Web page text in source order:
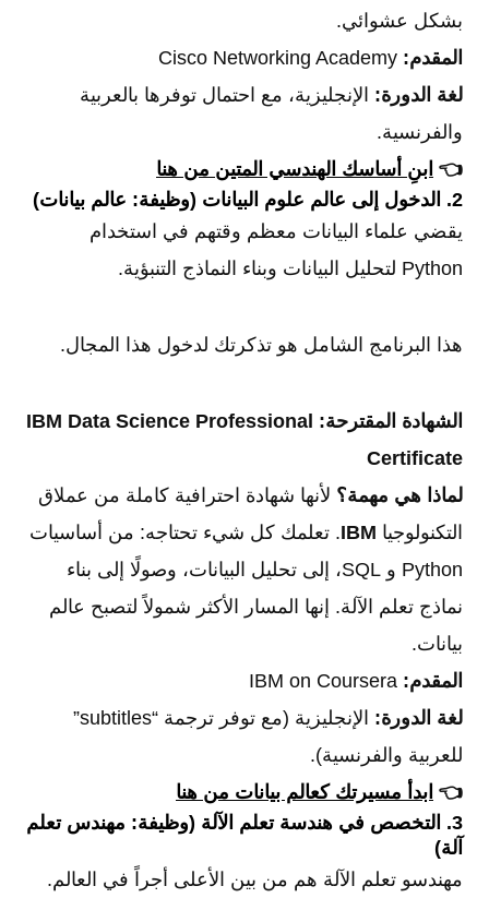
بشكل عشوائي.
المقدم:
لغة الدورة: الإنجليزية، مع احتمال توفرها بالعربية
والفرنسية.
👈 ابنِ أساسك الهندسي المتين من هنا
2. الدخول إلى عالم علوم البيانات (وظيفة: عالم بيانات)
يقضي علماء البيانات معظم وقتهم في استخدام
Python لتحليل البيانات وبناء النماذج التنبؤية.
هذا البرنامج الشامل هو تذكرتك لدخول هذا المجال.
الشهادة المقترحة: IBM Data Science Professional
Certificate
لماذا هي مهمة؟ لأنها شهادة احترافية كاملة من عملاق
التكنولوجيا IBM. تعلمك كل شيء تحتاجه: من أساسيات
Python و SQL، إلى تحليل البيانات، وصولًا إلى بناء
نماذج تعلم الآلة. إنها المسار الأكثر شمولاً لتصبح عالم
بيانات.
المقدم:
لغة الدورة:
الإنجليزية (مع توفر ترجمة “subtitles”
للعربية والفرنسية).
👈 ابدأ مسيرتك كعالم بيانات من هنا
3. التخصص في هندسة تعلم الآلة (وظيفة: مهندس تعلم
آلة)
مهندسو تعلم الآلة هم من بين الأعلى أجراً في العالم.